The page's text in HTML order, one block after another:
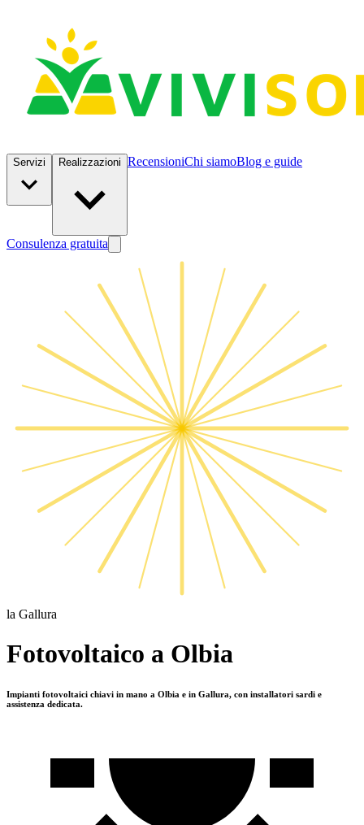
Servizi Realizzazioni RecensioniChi siamoBlog e guide
Consulenza gratuita
la Gallura
Fotovoltaico a Olbia
Impianti fotovoltaici chiavi in mano a Olbia e in Gallura, con installatori sardi e
assistenza dedicata.